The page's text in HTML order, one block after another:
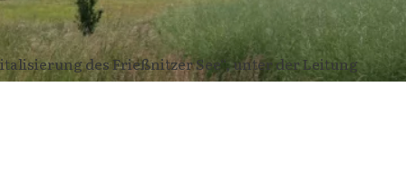
des Frießnitzer See“, unter der Leitung